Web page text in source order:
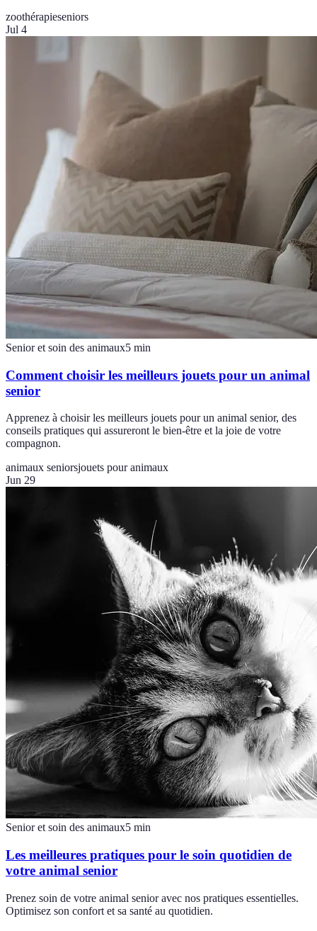
zoothérapieseniors
Jul 4
Senior et soin des animaux5 min
Comment choisir les meilleurs jouets pour un animal
senior
Apprenez à choisir les meilleurs jouets pour un animal senior, des
conseils pratiques qui assureront le bien-être et la joie de votre
compagnon.
animaux seniorsjouets pour animaux
Jun 29
Senior et soin des animaux5 min
Les meilleures pratiques pour le soin quotidien de
votre animal senior
Prenez soin de votre animal senior avec nos pratiques essentielles.
Optimisez son confort et sa santé au quotidien.